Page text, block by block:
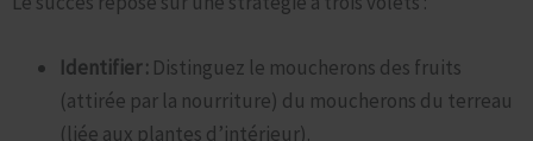
Identifier : Distinguez le moucherons des fruits
(attirée par la nourriture) du moucherons du terreau
(liée aux plantes d’intérieur).